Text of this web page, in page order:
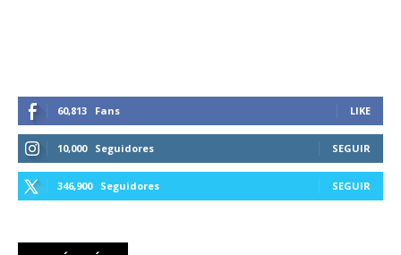
60,813 Fans LIKE
10,000 Seguidores SEGUIR
346,900 Seguidores SEGUIR